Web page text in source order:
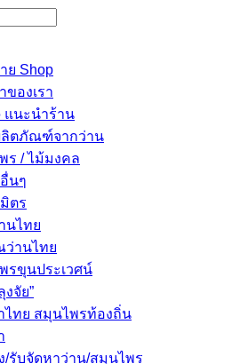
ย Shop
ของเรา
แนะนำร้าน
ลิตภัณฑ์จากว่าน
ร / ไม้มงคล
นๆ
ตร
นไทย
านไทย
รขุนประเวศน์
งจัย”
ไทย สมุนไพรท้องถิ่น
/รับจัดหาว่าน/สมุนไพร